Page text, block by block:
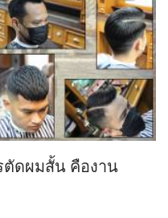
ตัดผมสั้น คืองาน